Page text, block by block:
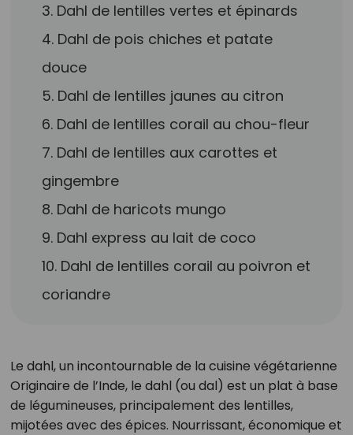
3. Dahl de lentilles vertes et épinards
4. Dahl de pois chiches et patate
douce
5. Dahl de lentilles jaunes au citron
6. Dahl de lentilles corail au chou-fleur
7. Dahl de lentilles aux carottes et
gingembre
8. Dahl de haricots mungo
9. Dahl express au lait de coco
10. Dahl de lentilles corail au poivron et
coriandre
Le dahl, un incontournable de la cuisine végétarienne
Originaire de l’Inde, le dahl (ou dal) est un plat à base
de légumineuses, principalement des lentilles,
mijotées avec des épices. Nourrissant, économique et